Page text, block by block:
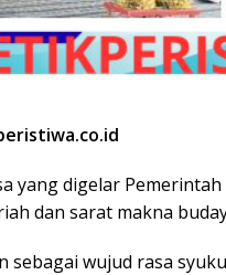
yang digelar
dan sarat makna
sebagai wujud rasa